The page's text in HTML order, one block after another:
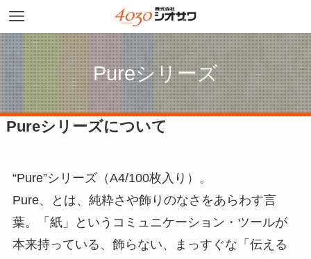
Pureシリーズ
Pureシリーズについて
“Pure”シリーズ（A4/100枚入り）。
Pure、とは、純粋さや飾りのなさをあらわす言
葉。「紙」というコミュニケーション・ツールが
本来持っている、飾らない、まっすぐな「伝える